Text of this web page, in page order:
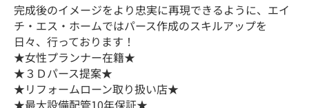
完成後のイメージをより忠実に再現できるように、エイ
チ・エス・ホームではパース作成のスキルアップを
日々、行っております！
★女性プランナー在籍★
★３Ｄパース提案★
★リフォームローン取り扱い店★
★最大設備配管10年保証★